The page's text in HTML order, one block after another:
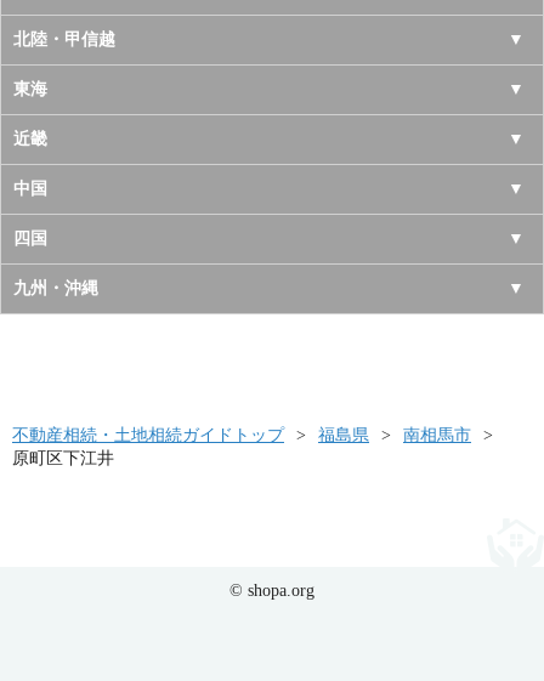
青森県
岩手県
宮城県
秋田県
山形県
福島県
東京都
神奈川県
千葉県
埼玉県
茨城県
栃木県
北陸・甲信越
山梨県
長野県
新潟県
富山県
石川県
東海
愛知県
岐阜県
三重県
静岡県
近畿
大阪府
京都府
兵庫県
和歌山県
中国
鳥取県
島根県
山口県
四国
徳島県
高知県
九州・沖縄
長崎県
不動産相続・土地相続ガイドトップ 福島県
南相馬市
原町区下江井
© shopa.org